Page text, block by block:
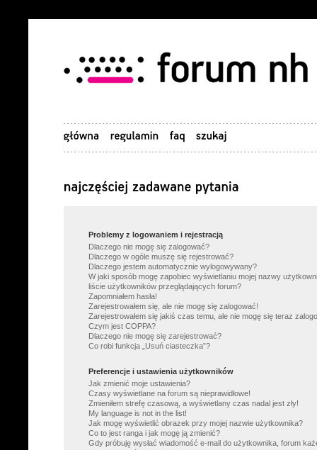
Problemy z logowaniem i rejestracją
Dlaczego nie mogę się zalogować?
Dlaczego w ogóle muszę się rejestrować?
Dlaczego jestem automatycznie wylogowywany?
W jaki sposób mogę zapobiec wyświetlaniu mojej nazwy
liście użytkowników przeglądających forum?
Zapomniałem hasła!
Zarejestrowałem się, ale nie mogę się zalogować!
Zarejestrowałem się jakiś czas temu, ale nie mogę się teraz
Czym jest COPPA?
Dlaczego nie mogę się zarejestrować?
Co robi funkcja „Usuń ciasteczka”?
Preferencje i ustawienia użytkowników
Jak zmienić moje ustawienia?
Czasy wyświetlane na forum są nieprawidłowe!
Zmieniłem strefę czasową, a wyświetlany czas nadal jest zły!
My language is not in the list!
Jak mogę wyświetlić obrazek przy mojej nazwie użytkownika?
Co to jest ranga i jak mogę ją zmienić?
Gdy próbuję wysłać wiadomość e-mail do użytkownika, forum